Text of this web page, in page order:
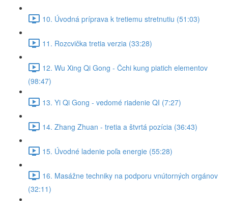
10. Úvodná príprava k tretiemu stretnutiu (51:03)
11. Rozcvička tretia verzia (33:28)
12. Wu Xing Qi Gong - Čchi kung piatich elementov
(98:47)
13. Yi Qi Gong - vedomé riadenie QI (7:27)
14. Zhang Zhuan - tretia a štvrtá pozícia (36:43)
15. Úvodné ladenie poľa energie (55:28)
16. Masážne techniky na podporu vnútorných orgánov
(32:11)